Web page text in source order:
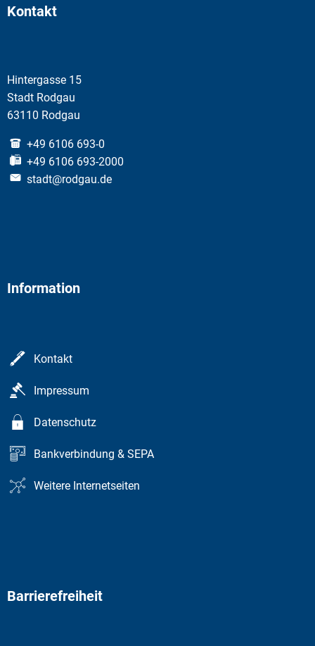
Kontakt
Hintergasse 15
Stadt Rodgau
63110 Rodgau
+49 6106 693-0
+49 6106 693-2000
stadt@rodgau.de
Information
Kontakt
Impressum
Datenschutz
Bankverbindung & SEPA
Weitere Internetseiten
Barrierefreiheit